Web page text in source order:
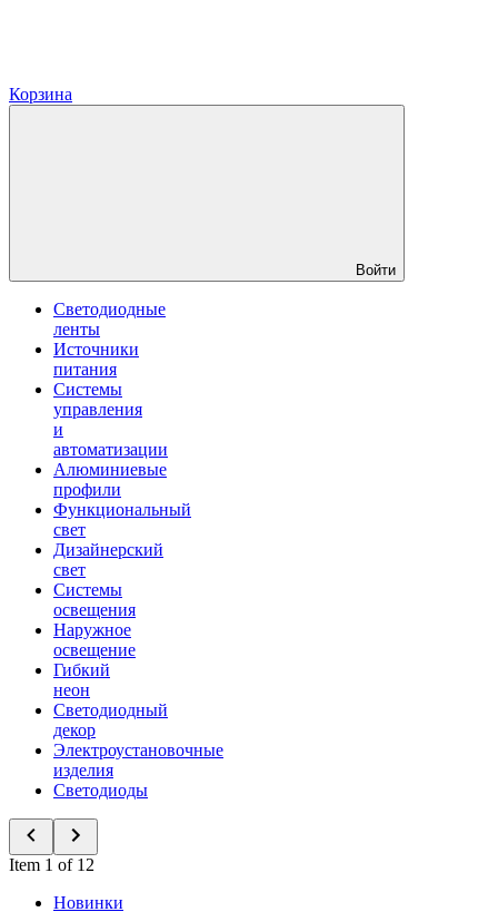
Корзина
Войти
Светодиодные
ленты
Источники
питания
Системы
управления
и
автоматизации
Алюминиевые
профили
Функциональный
свет
Дизайнерский
свет
Системы
освещения
Наружное
освещение
Гибкий
неон
Светодиодный
декор
Электроустановочные
изделия
Светодиоды
Item 1 of 12
Новинки